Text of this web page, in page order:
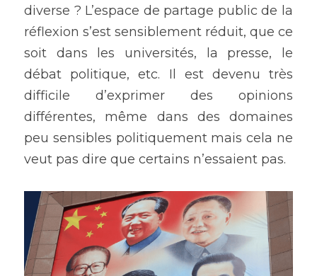
diverse ? L’espace de partage public de la
réflexion s’est sensiblement réduit, que ce
soit dans les universités, la presse, le
débat politique, etc. Il est devenu très
difficile d’exprimer des opinions
différentes, même dans des domaines
peu sensibles politiquement mais cela ne
veut pas dire que certains n’essaient pas.